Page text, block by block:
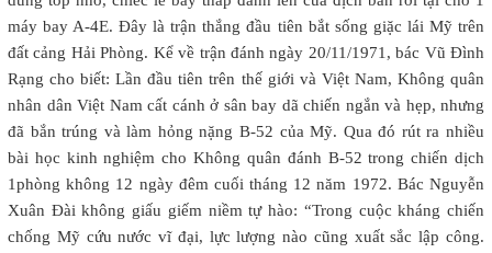
máy bay A-4E. Đây là trận thắng đầu tiên bắt sống giặc lái Mỹ trên
đất cảng Hải Phòng. Kể về trận đánh ngày 20/11/1971, bác Vũ Đình
Rạng cho biết: Lần đầu tiên trên thế giới và Việt Nam, Không quân
nhân dân Việt Nam cất cánh ở sân bay dã chiến ngắn và hẹp, nhưng
đã bắn trúng và làm hỏng nặng B-52 của Mỹ. Qua đó rút ra nhiều
bài học kinh nghiệm cho Không quân đánh B-52 trong chiến dịch
1phòng không 12 ngày đêm cuối tháng 12 năm 1972. Bác Nguyễn
Xuân Đài không giấu giếm niềm tự hào: “Trong cuộc kháng chiến
chống Mỹ cứu nước vĩ đại, lực lượng nào cũng xuất sắc lập công.